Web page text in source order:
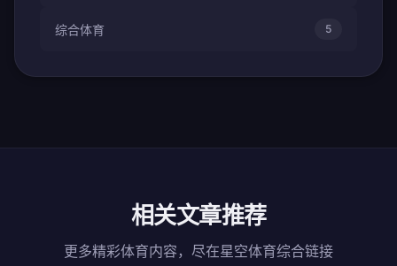
综合体育 5
相关文章推荐
更多精彩体育内容，尽在星空体育综合链接